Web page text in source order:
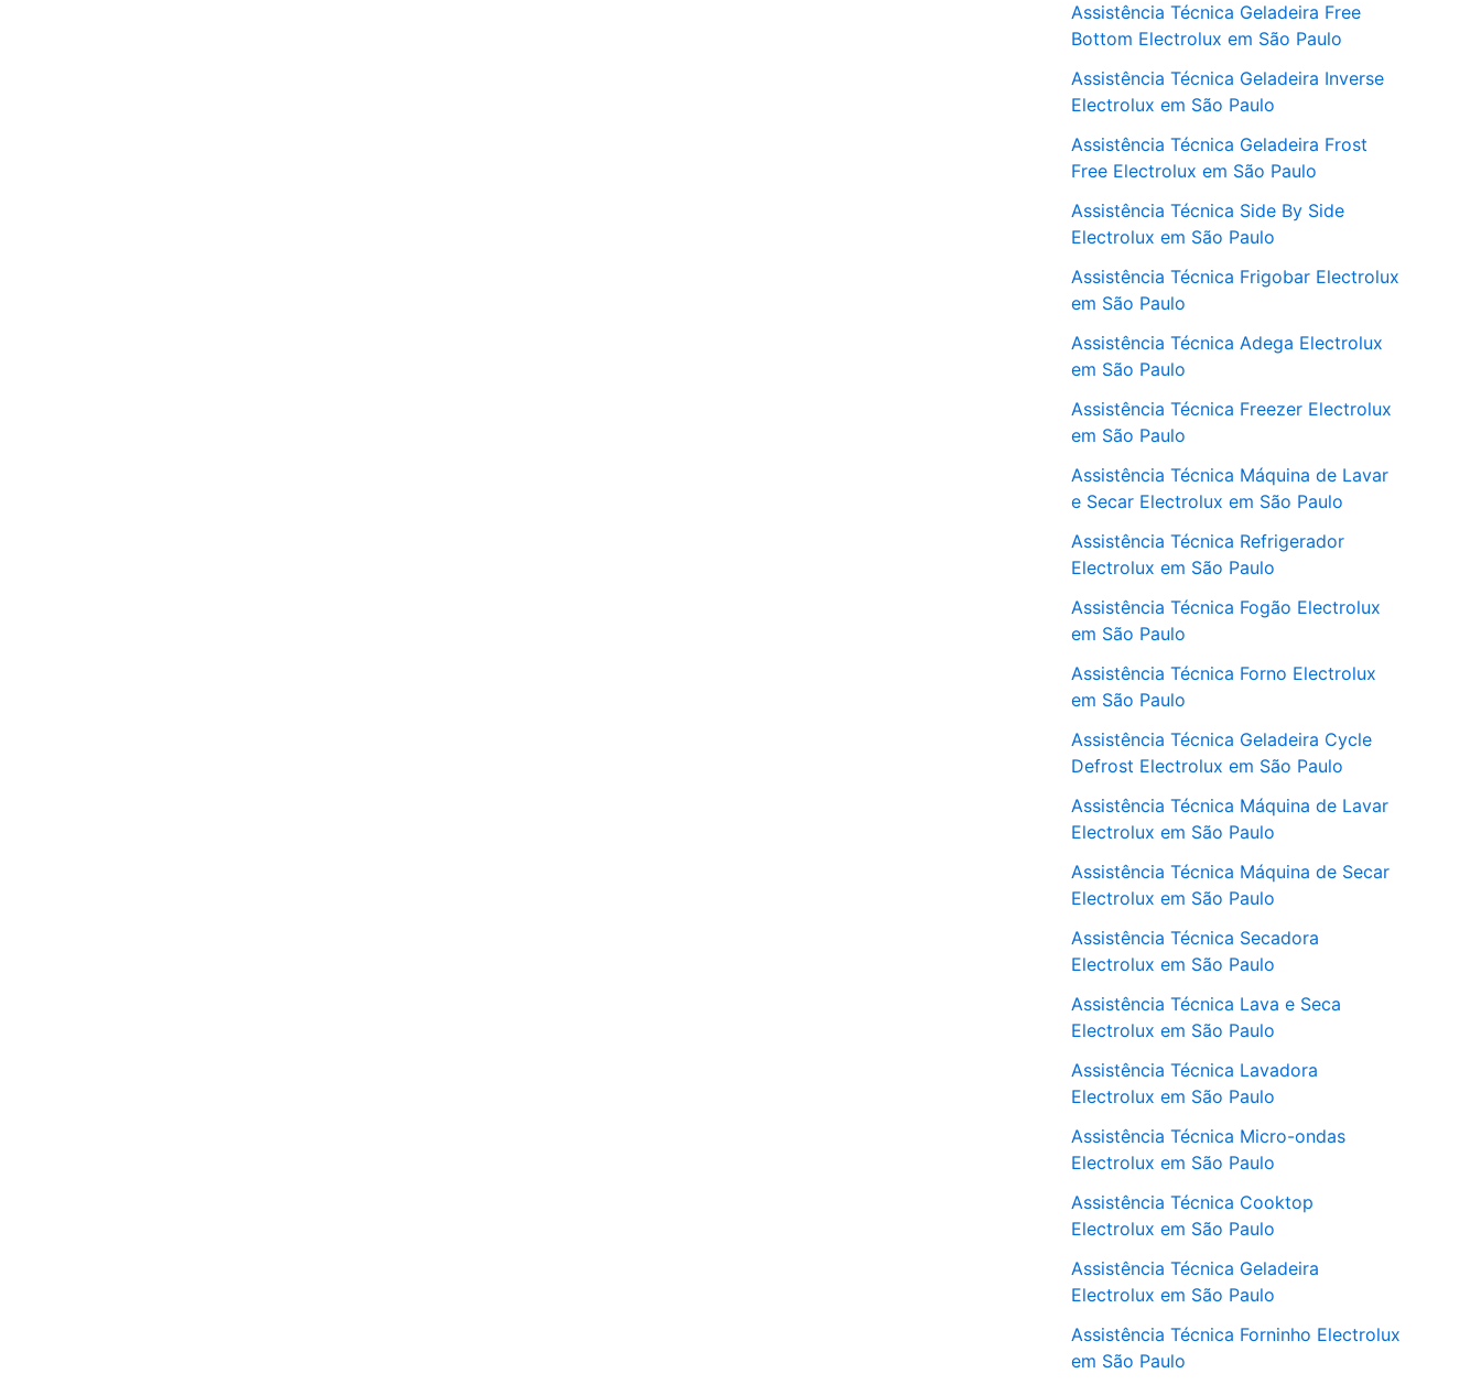
Assistência Técnica Geladeira Free
Bottom Electrolux em São Paulo
Assistência Técnica Geladeira Inverse
Electrolux em São Paulo
Assistência Técnica Geladeira Frost
Free Electrolux em São Paulo
Assistência Técnica Side By Side
Electrolux em São Paulo
Assistência Técnica Frigobar Electrolux
em São Paulo
Assistência Técnica Adega Electrolux
em São Paulo
Assistência Técnica Freezer Electrolux
em São Paulo
Assistência Técnica Máquina de Lavar
e Secar Electrolux em São Paulo
Assistência Técnica Refrigerador
Electrolux em São Paulo
Assistência Técnica Fogão Electrolux
em São Paulo
Assistência Técnica Forno Electrolux
em São Paulo
Assistência Técnica Geladeira Cycle
Defrost Electrolux em São Paulo
Assistência Técnica Máquina de Lavar
Electrolux em São Paulo
Assistência Técnica Máquina de Secar
Electrolux em São Paulo
Assistência Técnica Secadora
Electrolux em São Paulo
Assistência Técnica Lava e Seca
Electrolux em São Paulo
Assistência Técnica Lavadora
Electrolux em São Paulo
Assistência Técnica Micro-ondas
Electrolux em São Paulo
Assistência Técnica Cooktop
Electrolux em São Paulo
Assistência Técnica Geladeira
Electrolux em São Paulo
Assistência Técnica Forninho Electrolux
em São Paulo